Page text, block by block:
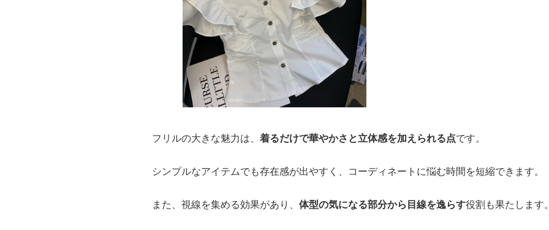
フリルの大きな魅力は、 着るだけで華やかさと立体感を加えられる点です。
シンプルなアイテムでも存在感が出やすく、コーディネートに悩む時間を短縮できます。
また、視線を集める効果があり、 体型の気になる部分から目線を逸らす役割も果たします